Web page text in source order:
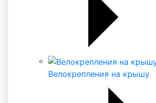
Велокрепления на крышу